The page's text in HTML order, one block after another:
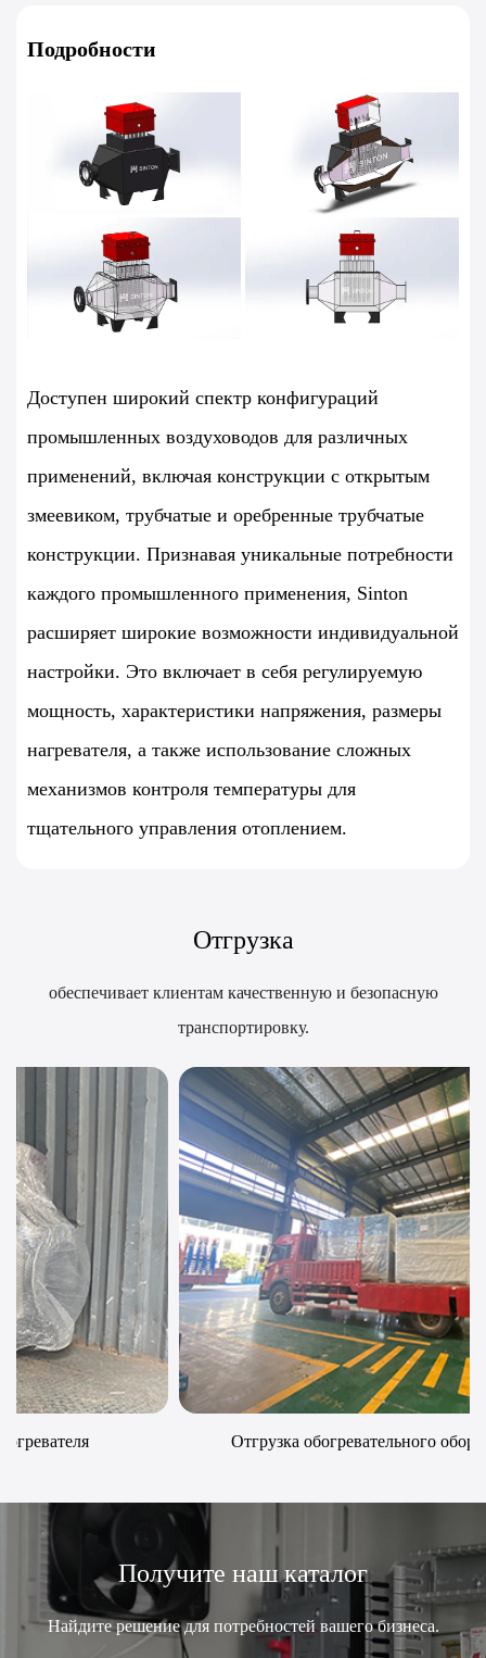
Подробности
Доступен широкий спектр конфигураций
промышленных воздуховодов для различных
применений, включая конструкции с открытым
змеевиком, трубчатые и оребренные трубчатые
конструкции. Признавая уникальные потребности
каждого промышленного применения, Sinton
расширяет широкие возможности индивидуальной
настройки. Это включает в себя регулируемую
мощность, характеристики напряжения, размеры
нагревателя, а также использование сложных
механизмов контроля температуры для
тщательного управления отоплением.
Отгрузка
обеспечивает клиентам качественную и безопасную
транспортировку.
Отгрузка обогревательного оборудования LCL
Получите наш каталог
Найдите решение для потребностей вашего бизнеса.